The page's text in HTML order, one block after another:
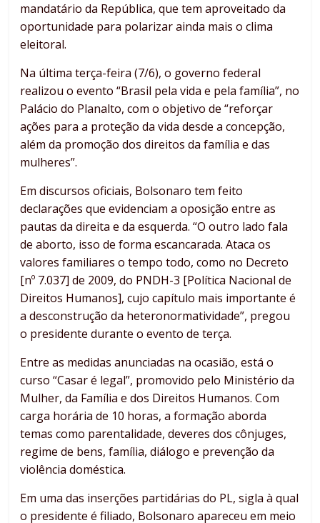
mandatário da República, que tem aproveitado da
oportunidade para polarizar ainda mais o clima
eleitoral.
Na última terça-feira (7/6), o governo federal
realizou o evento “Brasil pela vida e pela família”, no
Palácio do Planalto, com o objetivo de “reforçar
ações para a proteção da vida desde a concepção,
além da promoção dos direitos da família e das
mulheres”.
Em discursos oficiais, Bolsonaro tem feito
declarações que evidenciam a oposição entre as
pautas da direita e da esquerda. “O outro lado fala
de aborto, isso de forma escancarada. Ataca os
valores familiares o tempo todo, como no Decreto
[nº 7.037] de 2009, do PNDH-3 [Política Nacional de
Direitos Humanos], cujo capítulo mais importante é
a desconstrução da heteronormatividade”, pregou
o presidente durante o evento de terça.
Entre as medidas anunciadas na ocasião, está o
curso “Casar é legal”, promovido pelo Ministério da
Mulher, da Família e dos Direitos Humanos. Com
carga horária de 10 horas, a formação aborda
temas como parentalidade, deveres dos cônjuges,
regime de bens, família, diálogo e prevenção da
violência doméstica.
Em uma das inserções partidárias do PL, sigla à qual
o presidente é filiado, Bolsonaro apareceu em meio